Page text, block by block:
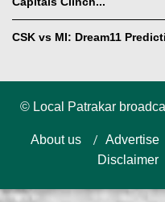
CSK vs MI: Dream11
© Local Patrakar
About us Advertise
Disclaimer